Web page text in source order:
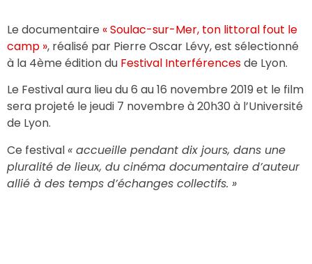
Le documentaire « Soulac-sur-Mer, ton littoral fout le
camp », réalisé par Pierre Oscar Lévy, est sélectionné
à la 4ème édition du Festival Interférencesde Lyon.
Le Festival aura lieu du 6 au 16 novembre 2019 et le film
sera projeté le jeudi 7 novembre à 20h30 à l’Université
de Lyon.
Ce festival « accueille pendant dix jours, dans une
pluralité de lieux, du cinéma documentaire d’auteur
allié à des temps d’échanges collectifs. »